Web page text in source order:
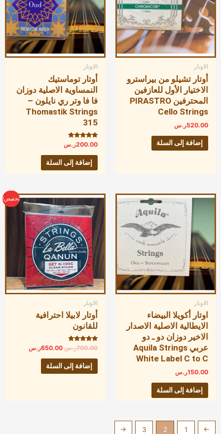
الاوتار
أوتار تشيلو من بيراسترو
الاختيار الأول للعازفين
المحترفين PIRASTRO
Cello Strings
520.00ر.س
إضافة إلى السلة
الاوتار
أوتار توماستيك
النمساوية الاصلية دوزان
فا فا وتر ري نايلون –
Thomastik Strings
315
تم التقييم
5.00
من 5
200.00ر.س
إضافة إلى السلة
الاوتار
اوتار أكويلا البيضاء
الايطالية الاصلية الاصدار
الاخير دوزان دو ـ دو
عربي Aquila Strings
White Label C to C
150.00ر.س
إضافة إلى السلة
تخفيض!
الاوتار
أوتار لابيلا احترافية
للقانون
تم التقييم
من 5
700.00ر.س
السعر
الأصلي
هو:
700.00ر.س.
650.00ر.س
السعر
الحالي
هو:
650.00ر.س.
إضافة إلى السلة
→
1
2
3
←